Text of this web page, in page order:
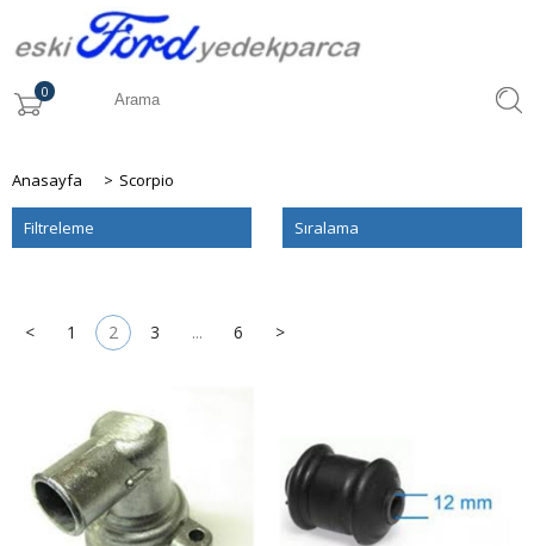
0
Anasayfa > Scorpio
Filtreleme Sıralama
< 1 2 3 ... 6 >